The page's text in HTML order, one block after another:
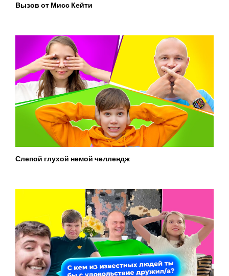
Вызов от Мисс Кейти
Слепой глухой немой челлендж